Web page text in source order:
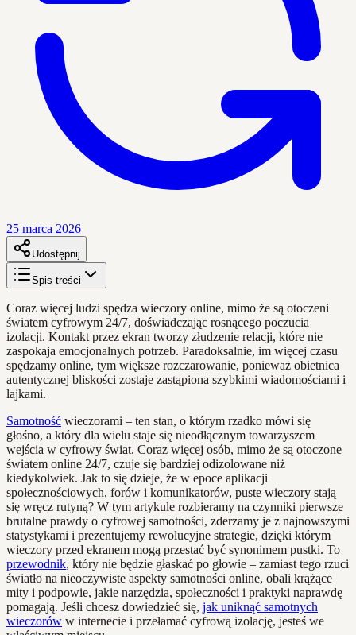
25 marca 2026
Udostępnij
Spis treści
Coraz więcej ludzi spędza wieczory online, mimo że są otoczeni
światem cyfrowym 24/7, doświadczając rosnącego poczucia
izolacji. Kontakt przez ekran tworzy złudzenie relacji, które nie
zaspokaja emocjonalnych potrzeb. Paradoksalnie, im więcej czasu
spędzamy online, tym większe rozczarowanie, ponieważ obietnica
autentycznej bliskości zostaje zastąpiona szybkimi wiadomościami i
lajkami.
Samotność wieczorami – ten stan, o którym rzadko mówi się
głośno, a który dla wielu staje się nieodłącznym towarzyszem
wejścia w cyfrowy świat. Coraz więcej osób, mimo że są otoczone
światem online 24/7, czuje się bardziej odizolowane niż
kiedykolwiek. Jak to się dzieje, że w epoce aplikacji
społecznościowych, forów i komunikatorów, puste wieczory stają
się wręcz rutyną? W tym artykule rozbieramy na czynniki pierwsze
brutalne prawdy o cyfrowej samotności, zderzamy je z najnowszymi
statystykami i prezentujemy rewolucyjne strategie, dzięki którym
wieczory przed ekranem mogą przestać być synonimem pustki. To
przewodnik, który nie będzie głaskać po głowie – zamiast tego rzuci
światło na nieoczywiste aspekty samotności online, obali krążące
mity i podpowie, jakie narzędzia, społeczności i praktyki naprawdę
pomagają. Jeśli chcesz dowiedzieć się, jak uniknąć samotnych
wieczorów w internecie i przełamać cyfrową izolację, jesteś we